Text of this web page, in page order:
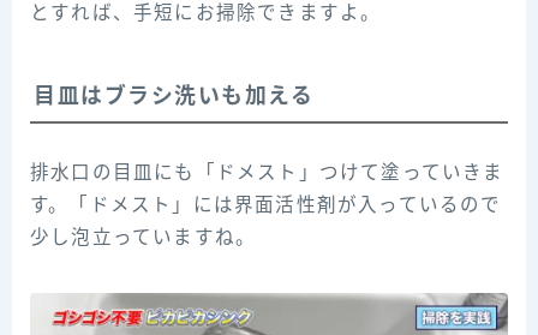
とすれば、手短にお掃除できますよ。
目皿はブラシ洗いも加える
排水口の目皿にも「ドメスト」つけて塗っていきま
す。「ドメスト」には界面活性剤が入っているので
少し泡立っていますね。